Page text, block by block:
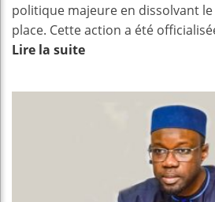
politique majeure en dissolvant
place. Cette action a été
Lire la suite